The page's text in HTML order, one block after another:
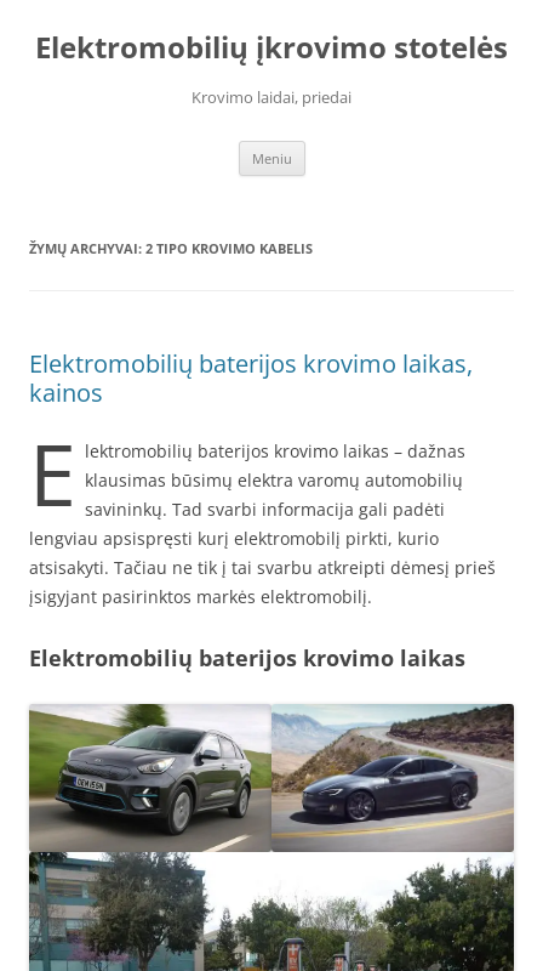
Elektromobilių įkrovimo stotelės
Krovimo laidai, priedai
Meniu Pereiti
turinio
ŽYMŲ ARCHYVAI: 2 TIPO KROVIMO KABELIS
Elektromobilių baterijos krovimo laikas,
kainos
E
lektromobilių baterijos krovimo laikas – dažnas
klausimas būsimų elektra varomų automobilių
savininkų. Tad svarbi informacija gali padėti
lengviau apsispręsti kurį elektromobilį pirkti, kurio
atsisakyti. Tačiau ne tik į tai svarbu atkreipti dėmesį prieš
įsigyjant pasirinktos markės elektromobilį.
Elektromobilių baterijos krovimo laikas